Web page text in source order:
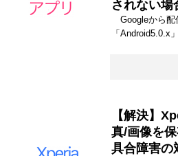
されない場
Googleから配
「Android5.0.x
【解決】
真/画像を
具合障害の